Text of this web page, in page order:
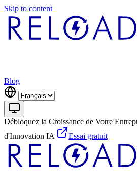
Skip to content
Blog
Débloquez la Croissance de Votre
d'Innovation IA
Essai gratuit